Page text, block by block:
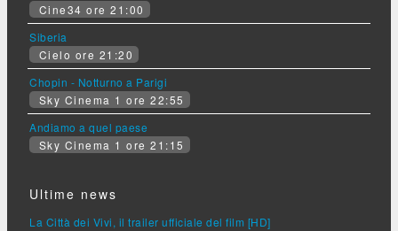
Cine34 ore 21:00
Siberia
Cielo ore 21:20
Chopin - Notturno a Parigi
Sky Cinema 1 ore 22:55
Andiamo a quel paese
Sky Cinema 1 ore 21:15
Ultime news
La Città dei Vivi, il trailer ufficiale del film [HD]